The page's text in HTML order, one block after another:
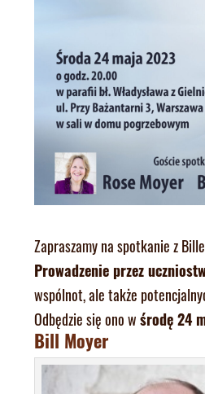
Zapraszamy na spotkanie z
Prowadzenie przez
wspólnot, ale także
Odbędzie się ono wśrodę 24
Bill Moyer